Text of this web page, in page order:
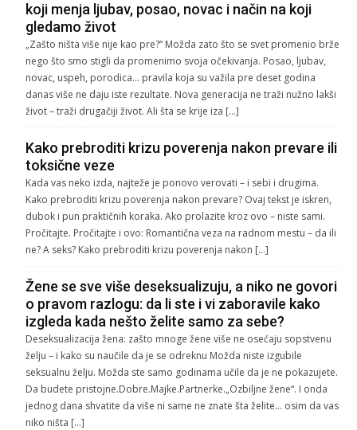
koji menja ljubav, posao, novac i način na koji
gledamo život
„Zašto ništa više nije kao pre?“ Možda zato što se svet promenio brže
nego što smo stigli da promenimo svoja očekivanja. Posao, ljubav,
novac, uspeh, porodica… pravila koja su važila pre deset godina
danas više ne daju iste rezultate. Nova generacija ne traži nužno lakši
život – traži drugačiji život. Ali šta se krije iza […]
Kako prebroditi krizu poverenja nakon prevare ili
toksične veze
Kada vas neko izda, najteže je ponovo verovati – i sebi i drugima.
Kako prebroditi krizu poverenja nakon prevare? Ovaj tekst je iskren,
dubok i pun praktičnih koraka. Ako prolazite kroz ovo – niste sami.
Pročitajte. Pročitajte i ovo: Romantična veza na radnom mestu – da ili
ne? A seks? Kako prebroditi krizu poverenja nakon […]
Žene se sve više deseksualizuju, a niko ne govori
o pravom razlogu: da li ste i vi zaboravile kako
izgleda kada nešto želite samo za sebe?
Deseksualizacija žena: zašto mnoge žene više ne osećaju sopstvenu
želju – i kako su naučile da je se odreknu Možda niste izgubile
seksualnu želju. Možda ste samo godinama učile da je ne pokazujete.
Da budete pristojne.Dobre.Majke.Partnerke.„Ozbiljne žene“. I onda
jednog dana shvatite da više ni same ne znate šta želite… osim da vas
niko ništa […]